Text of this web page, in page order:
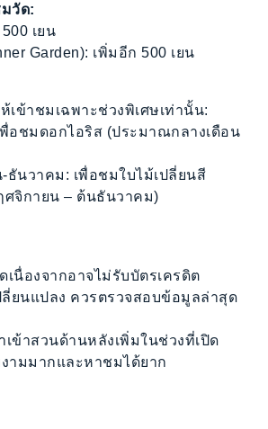
วัด:
เยน
Garden): เพิ่มอีก 500 เยน
เข้าชมเฉพาะช่วงพิเศษเท่านั้น:
อชมดอกไอริส (ประมาณกลางเดือน
ธันวาคม: เพื่อชมใบไม้เปลี่ยนสี
จิกายน – ต้นธันวาคม)
เนื่องจากอาจไม่รับบัตรเครดิต
ลี่ยนแปลง ควรตรวจสอบข้อมูลล่าสุด
เข้าสวนด้านหลังเพิ่มในช่วงที่เปิด
ามมากและหาชมได้ยาก